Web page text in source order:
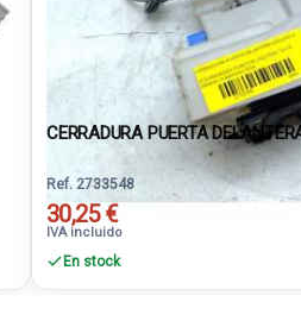
CERRADURA PUERTA
Ref. 2733548
30,25 €
IVA incluido
En stock